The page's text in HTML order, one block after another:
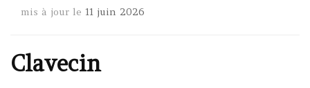
mis à jour le 11 juin 2026
Clavecin